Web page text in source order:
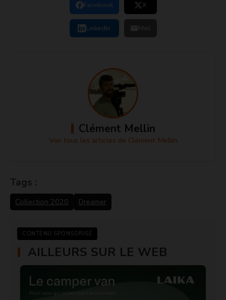
Facebook X
LinkedIn
Clément Mellin
Voir tous les articles de Clément Mellin
Tags :
Collection 2020 Dreamer
CONTENU SPONSORISÉ
AILLEURS SUR LE WEB